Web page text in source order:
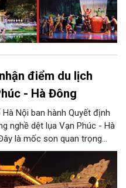
điểm du lịch
- Hà Đông
Nội ban hành Quyết định
nghề dệt lụa Vạn Phúc - Hà
là mốc son quan trọng
hóa, đồng thời tạo cơ hội
phát triển du lịch văn hóa